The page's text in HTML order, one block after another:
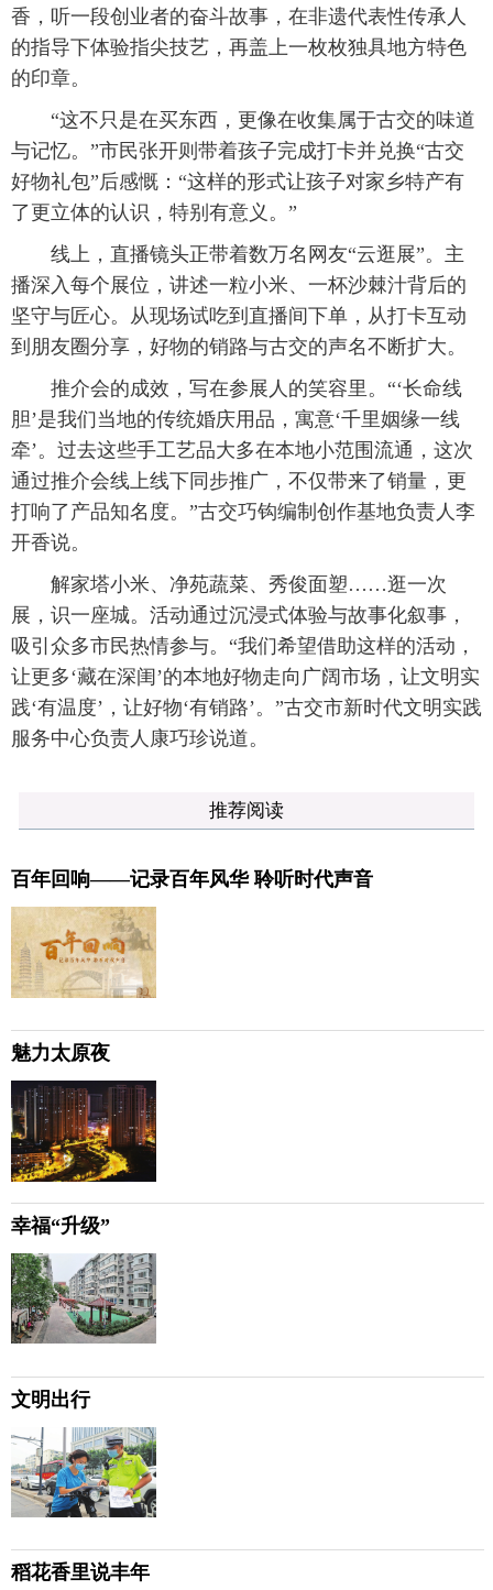
香，听一段创业者的奋斗故事，在非遗代表性传承人
的指导下体验指尖技艺，再盖上一枚枚独具地方特色
的印章。
“这不只是在买东西，更像在收集属于古交的味道
与记忆。”市民张开则带着孩子完成打卡并兑换“古交
好物礼包”后感慨：“这样的形式让孩子对家乡特产有
了更立体的认识，特别有意义。”
线上，直播镜头正带着数万名网友“云逛展”。主
播深入每个展位，讲述一粒小米、一杯沙棘汁背后的
坚守与匠心。从现场试吃到直播间下单，从打卡互动
到朋友圈分享，好物的销路与古交的声名不断扩大。
推介会的成效，写在参展人的笑容里。“‘长命线
胆’是我们当地的传统婚庆用品，寓意‘千里姻缘一线
牵’。过去这些手工艺品大多在本地小范围流通，这次
通过推介会线上线下同步推广，不仅带来了销量，更
打响了产品知名度。”古交巧钩编制创作基地负责人李
开香说。
解家塔小米、净苑蔬菜、秀俊面塑……逛一次
展，识一座城。活动通过沉浸式体验与故事化叙事，
吸引众多市民热情参与。“我们希望借助这样的活动，
让更多‘藏在深闺’的本地好物走向广阔市场，让文明实
践‘有温度’，让好物‘有销路’。”古交市新时代文明实践
服务中心负责人康巧珍说道。
推荐阅读
百年回响——记录百年风华 聆听时代声音
魅力太原夜
幸福“升级”
文明出行
稻花香里说丰年